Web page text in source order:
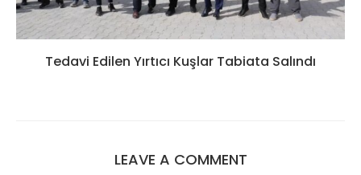
Tedavi Edilen Yırtıcı Kuşlar Tabiata Salındı
LEAVE A COMMENT